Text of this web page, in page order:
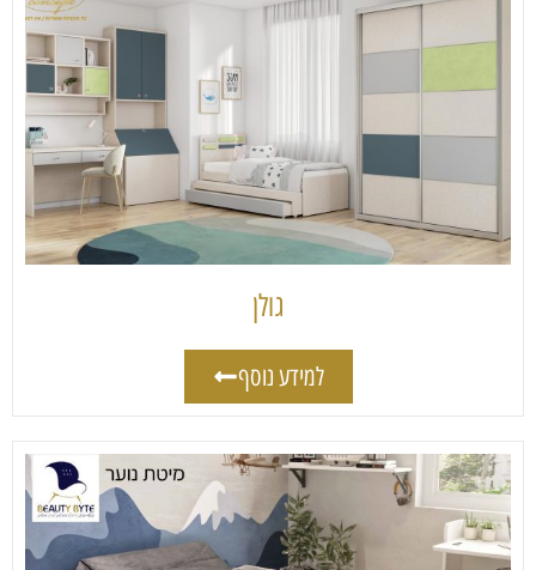
גולן
למידע נוסף